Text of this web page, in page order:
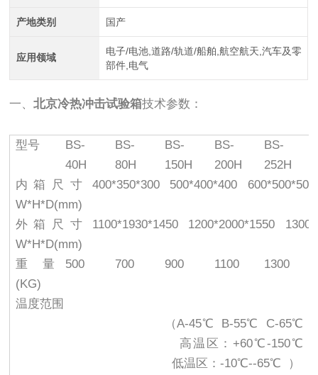
产地类别 国产
应用领域
电子/电池,道路/轨道/船舶,航空航天,汽车及零
部件,电气
一、北京冷热冲击试验箱技术参数：
型号
BS-
40H
BS-
80H
BS-
150H
BS-
200H
BS-
252H
内箱尺寸
W*H*D(mm)
400*350*300 500*400*400 600*500*500
外箱尺寸
W*H*D(mm)
1100*1930*1450 1200*2000*1550
重量
(KG)
500 700 900 1100 1300
温度范围
（A-45℃ B-55℃ C-65℃
高温区：+60℃-150℃
低温区：-10℃--65℃ ）